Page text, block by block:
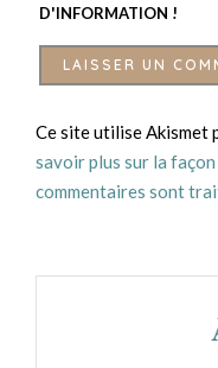
D'INFORMATION !
Ce site utilise Akismet
savoir plus sur la
commentaires sont